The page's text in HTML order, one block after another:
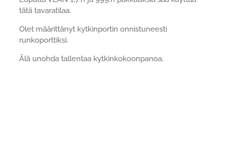
tätä tavaratilaa.
Olet määrittänyt kytkinportin onnistuneesti
runkoporttiksi.
Älä unohda tallentaa kytkinkokoonpanoa.